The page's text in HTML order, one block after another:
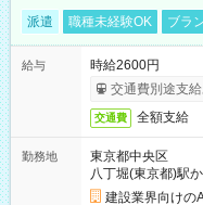
派遣 職種未経験OK ブラ
給与
時給2600円
交通費別途支給
交通費 全額支給
勤務地
東京都中央区
八丁堀(東京都)駅
建設業界向けの